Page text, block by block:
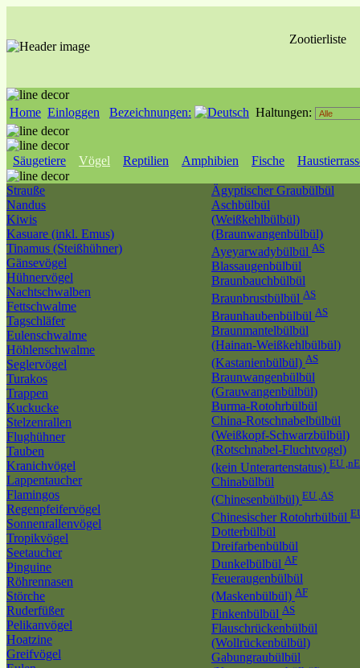
Zootierliste
Home Einloggen Bezeichnungen: Haltungen:
Säugetiere Vögel Reptilien Amphibien Fische
Strauße
Nandus
Kiwis
Kasuare (inkl. Emus)
Tinamus (Steißhühner)
Gänsevögel
Hühnervögel
Nachtschwalben
Fettschwalme
Tagschläfer
Eulenschwalme
Höhlenschwalme
Seglervögel
Turakos
Trappen
Kuckucke
Stelzenrallen
Flughühner
Tauben
Kranichvögel
Lappentaucher
Flamingos
Regenpfeifervögel
Sonnenrallenvögel
Tropikvögel
Seetaucher
Pinguine
Röhrennasen
Störche
Ruderfüßer
Pelikanvögel
Hoatzine
Greifvögel
Ägyptischer Graubülbül
Aschbülbül
(Weißkehlbülbül)
(Braunwangenbülbül)
Ayeyarwadybülbül AS
Blassaugenbülbül
Braunbauchbülbül
Braunbrustbülbül AS
Braunhaubenbülbül AS
Braunmantelbülbül
(Hainan-Weißkehlbülbül)
(Kastanienbülbül) AS
Braunwangenbülbül
(Grauwangenbülbül)
Burma-Rotohrbülbül
China-Rotschnabelbülbül
(Weißkopf-Schwarzbülbül)
(Rotschnabel-Fluchtvogel)
(kein Unterartenstatus) EU
Chinabülbül
(Chinesenbülbül) EU ,AS
Chinesischer Rotohrbülbül
Dotterbülbül
Dreifarbenbülbül
Dunkelbülbül AF
Feueraugenbülbül
(Maskenbülbül) AF
Finkenbülbül AS
Flauschrückenbülbül
(Wollrückenbülbül)
Gabungraubülbül